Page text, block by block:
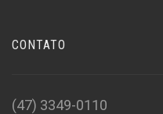
CONTATO
(47) 3349-0110